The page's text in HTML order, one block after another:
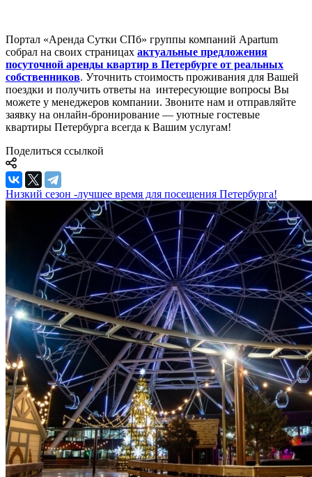
Портал «Аренда Сутки СПб» группы компаний Apartum
собрал на своих страницах актуальные предложения
посуточной аренды квартир в Петербурге от реальных
собственников. Уточнить стоимость проживания для Вашей
поездки и получить ответы на интересующие вопросы Вы
можете у менеджеров компании. Звоните нам и отправляйте
заявку на онлайн-бронирование — уютные гостевые
квартиры Петербурга всегда к Вашим услугам!
Поделиться ссылкой
Низкий сезон -лучшее время для посещения Петербурга!